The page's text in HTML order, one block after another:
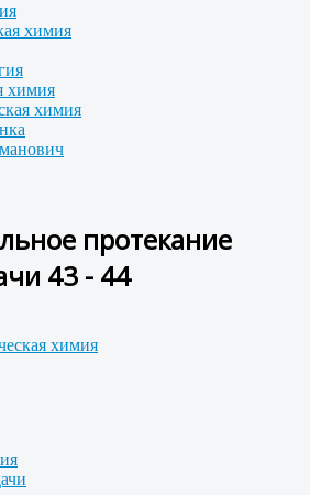
химия
химия
химия
протекание
43 - 44
химия